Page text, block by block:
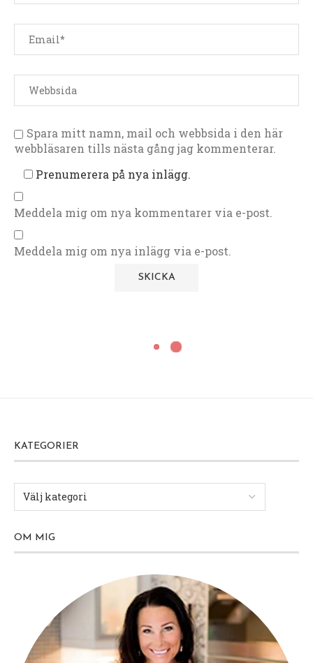
Spara mitt namn, mail och webbsida i den här
webbläsaren tills nästa gång jag kommenterar.
Prenumerera på nya inlägg.
Meddela mig om nya kommentarer via e-post.
Meddela mig om nya inlägg via e-post.
KATEGORIER
OM MIG